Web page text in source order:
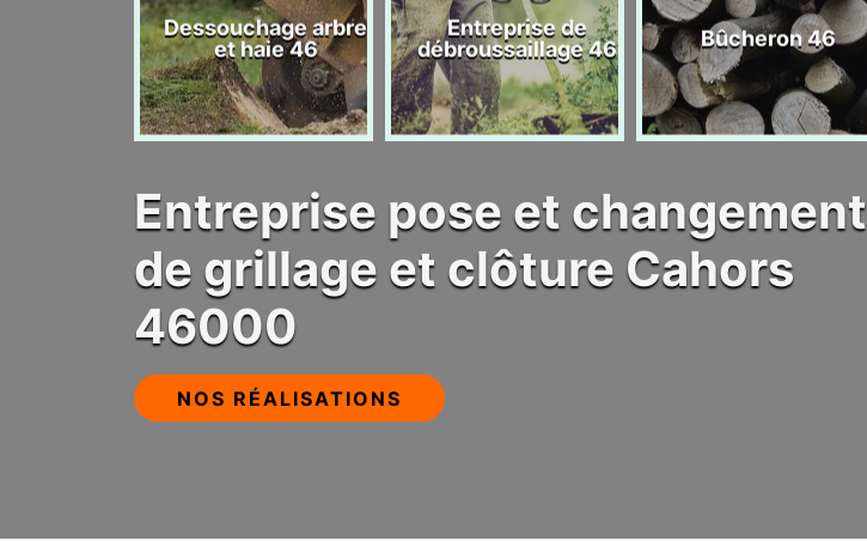
Dessouchage arbre
et haie 46
Entreprise de
débroussaillage 46
Bûcheron 46
Entreprise pose et changement
de grillage et clôture Cahors
46000
NOS RÉALISATIONS